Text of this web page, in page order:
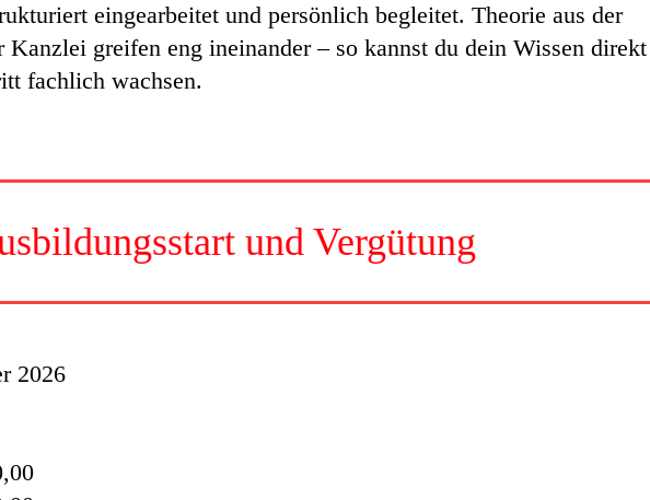
eingearbeitet und persönlich begleitet. Theorie aus der
greifen eng ineinander – so kannst du dein Wissen direkt
fachlich wachsen.
und Vergütung
2026